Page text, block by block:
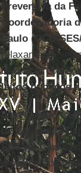
Preventiva da
Coordenadoria
Paulo(CCD-
relaxamento
Estado já
leitos públicos
Ivan Coelho,
de Estado da
SUS no Ceará
projeções de